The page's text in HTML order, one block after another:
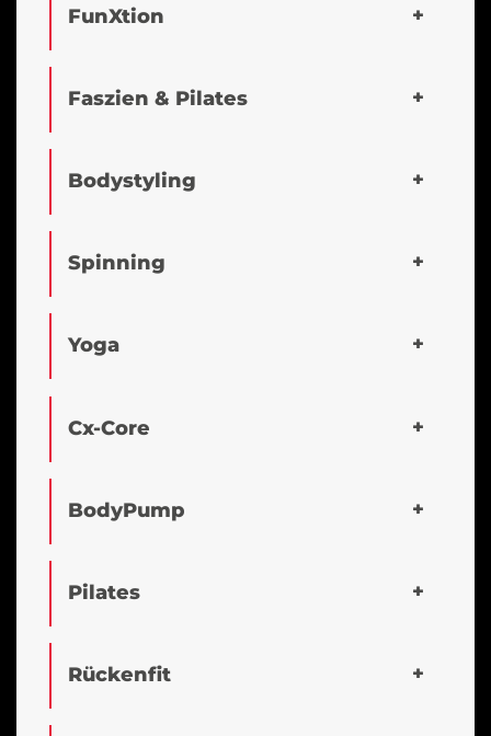
FunXtion
Faszien & Pilates
Bodystyling
Spinning
Yoga
Cx-Core
BodyPump
Pilates
Rückenfit